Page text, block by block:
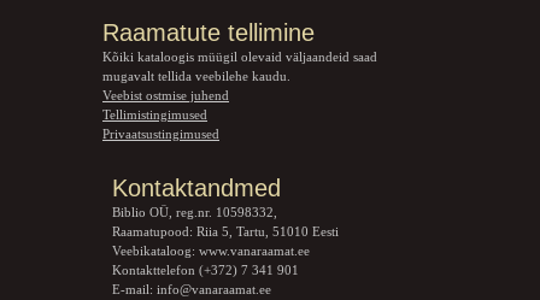
Raamatute tellimine
Kõiki kataloogis müügil olevaid väljaandeid saad
mugavalt tellida veebilehe kaudu.
Veebist ostmise juhend
Tellimistingimused
Privaatsustingimused
Kontaktandmed
Biblio OÜ, reg.nr. 10598332,
Raamatupood: Riia 5, Tartu, 51010 Eesti
Veebikataloog: www.vanaraamat.ee
Kontakttelefon (+372) 7 341 901
E-mail: info@vanaraamat.ee